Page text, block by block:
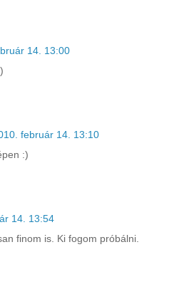
14. 13:00
február 14. 13:10
:)
14. 13:54
finom is. Ki fogom próbálni.